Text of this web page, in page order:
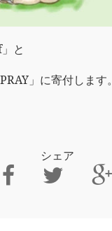
と
」に寄付します。
シェア